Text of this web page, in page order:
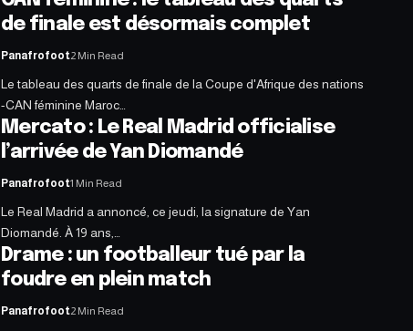
de finale est désormais complet
Panafrofoot2 Min Read
Le tableau des quarts de finale de la Coupe d'Afrique des nations
-CAN féminine Maroc…
Mercato : Le Real Madrid officialise
l’arrivée de Yan Diomandé
Panafrofoot1 Min Read
Le Real Madrid a annoncé, ce jeudi, la signature de Yan
Diomandé. À 19 ans,…
Drame : un footballeur tué par la
foudre en plein match
Panafrofoot2 Min Read